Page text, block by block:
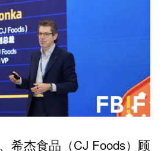
希杰食品（CJ Foods）顾